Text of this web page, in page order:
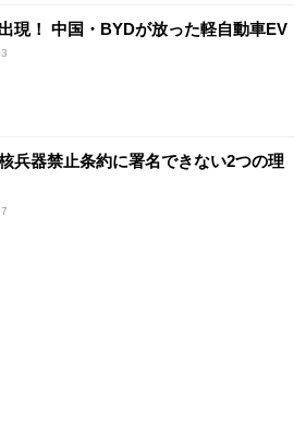
現！ 中国・BYDが放った軽自動車EV
兵器禁止条約に署名できない2つの理